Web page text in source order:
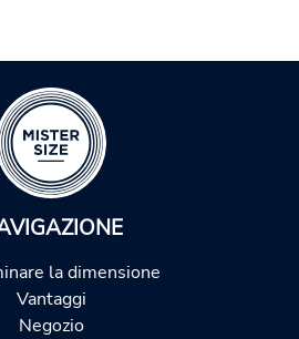
la dimensione
Vantaggi
Negozio